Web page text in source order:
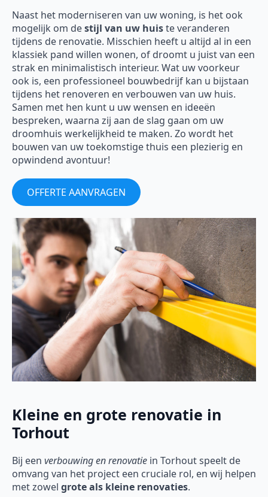
Naast het moderniseren van uw woning, is het ook
mogelijk om destijl van uw huiste veranderen
tijdens de renovatie. Misschien heeft u altijd al in een
klassiek pand willen wonen, of droomt u juist van een
strak en minimalistisch interieur. Wat uw voorkeur
ook is, een professioneel bouwbedrijf kan u bijstaan
tijdens het renoveren en verbouwen van uw huis.
Samen met hen kunt u uw wensen en ideeën
bespreken, waarna zij aan de slag gaan om uw
droomhuis werkelijkheid te maken. Zo wordt het
bouwen van uw toekomstige thuis een plezierig en
opwindend avontuur!
OFFERTE AANVRAGEN
Kleine en grote renovatie in
Torhout
Bij een verbouwing en renovatie in Torhout speelt de
omvang van het project een cruciale rol, en wij helpen
met zowel grote als kleine renovaties.